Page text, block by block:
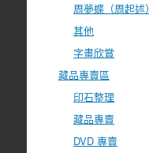
周夢蝶（周起述）
其他
字畫欣賞
藏品專賣區
印石整理
藏品專賣
DVD 專賣